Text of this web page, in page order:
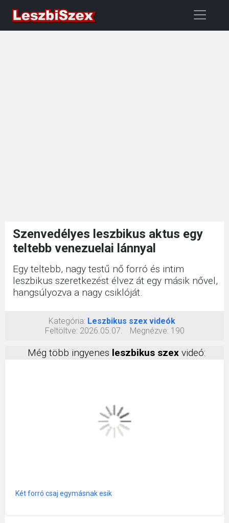
Szenvedélyes leszbikus aktus egy
teltebb venezuelai lánnyal
Egy teltebb, nagy testű nő forró és intim
leszbikus szeretkezést élvez át egy másik nővel,
hangsúlyozva a nagy csiklóját.
Kategória: Leszbikus szex videók
Feltöltve: 2026.05.07. Megnézve: 190
Még több ingyenes leszbikus szex videó:
Két forró csaj egymásnak esik